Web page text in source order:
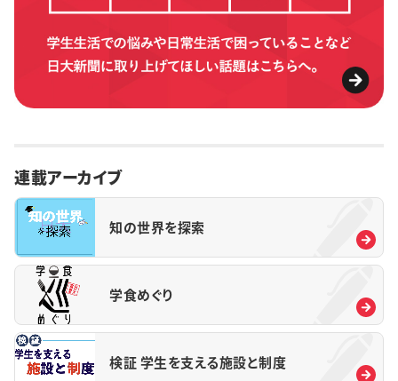
連載アーカイブ
知の世界を探索
学食めぐり
検証 学生を支える施設と制度